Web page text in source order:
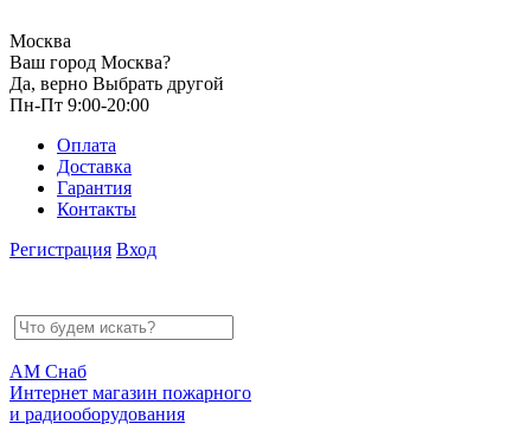
Москва
Ваш город Москва?
Да, верно Выбрать другой
Пн-Пт 9:00-20:00
Оплата
Доставка
Гарантия
Контакты
Регистрация Вход
АМ Снаб
Интернет магазин пожарного
и радиооборудования